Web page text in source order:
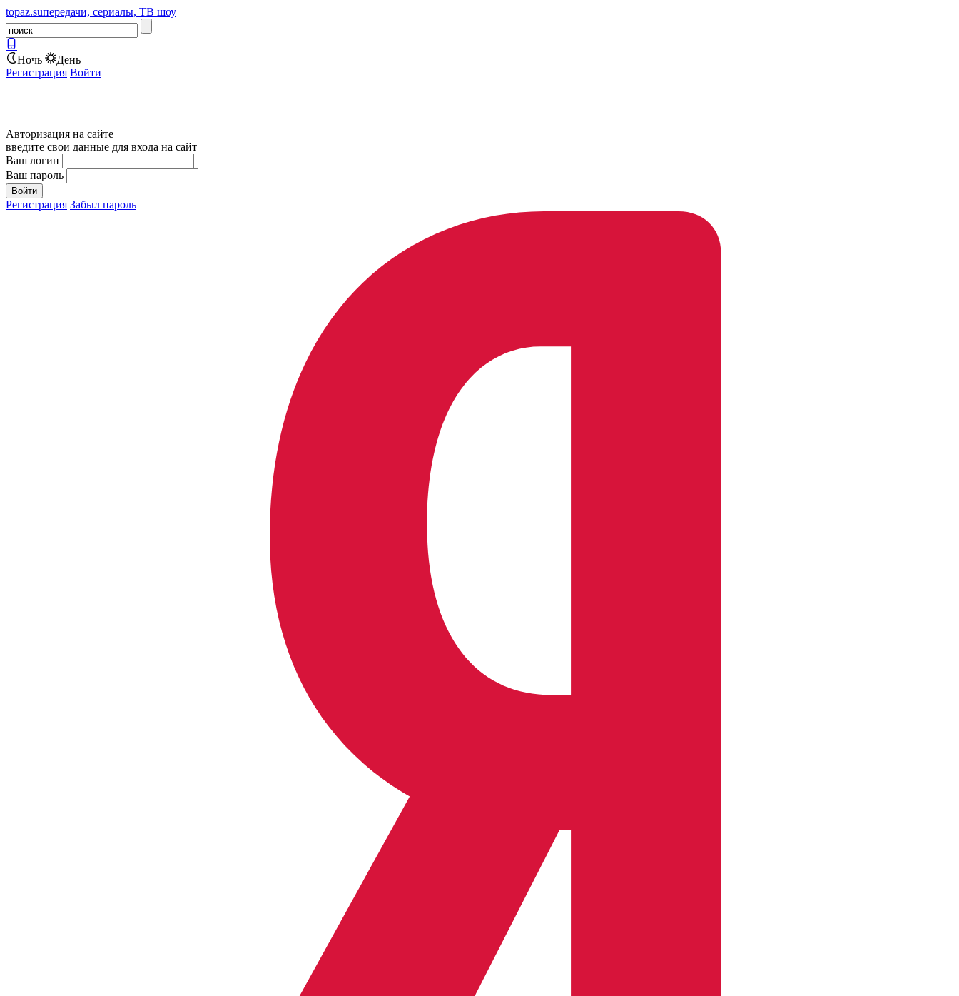
topaz.suпередачи, сериалы, ТВ шоу
Ночь
День
Регистрация Войти
Авторизация на сайте
введите свои данные для входа на сайт
Ваш логин
Ваш пароль
Регистрация Забыл пароль